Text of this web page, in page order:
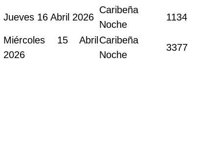
Jueves 16 Abril 2026
Caribeña
Noche
1134
Miércoles 15 Abril
2026
Caribeña
Noche
3377